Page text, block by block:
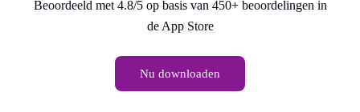
Beoordeeld met 4.8/5 op basis van 450+ beoordelingen in
de App Store
Nu downloaden